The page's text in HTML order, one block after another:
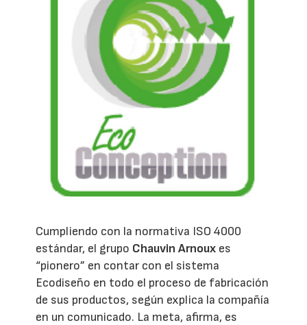
Cumpliendo con la normativa ISO 4000
estándar, el grupo Chauvin Arnoux es
“pionero” en contar con el sistema
Ecodiseño en todo el proceso de fabricación
de sus productos, según explica la compañía
en un comunicado. La meta, afirma, es